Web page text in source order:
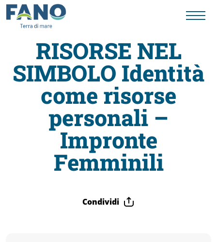
Fano
Visit
Card
Cose
RISORSE NEL
SIMBOLO Identità
come risorse
personali –
Impronte
Femminili
Condividi